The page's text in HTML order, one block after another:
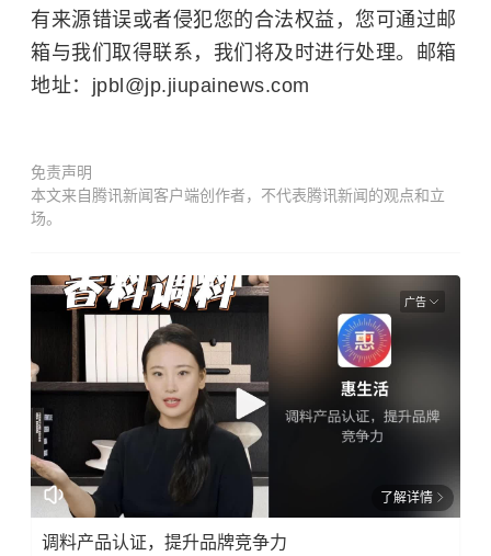
有来源错误或者侵犯您的合法权益，您可通过邮
箱与我们取得联系，我们将及时进行处理。邮箱
地址：jpbl@jp.jiupainews.com
免责声明
本文来自腾讯新闻客户端创作者，不代表腾讯新闻的观点和立
场。
广告
了解详情
调料产品认证，提升品牌竞争力